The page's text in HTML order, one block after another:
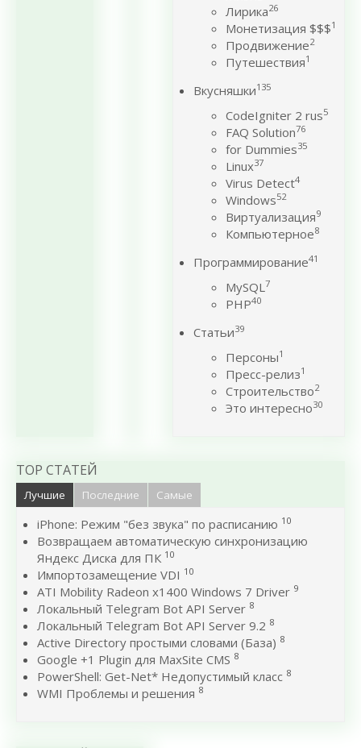
Лирика26
Монетизация $$$1
Продвижение2
Путешествия1
Вкусняшки135
CodeIgniter 2 rus5
FAQ Solution76
for Dummies35
Linux37
Virus Detect4
Windows52
Виртуализация9
Компьютерное8
Программирование41
MySQL7
PHP40
Статьи39
Персоны1
Пресс-релиз1
Строительство2
Это интересно30
TOP СТАТЕЙ
Лучшие Последние Самые
iPhone: Режим "без звука" по расписанию 10
Возвращаем автоматическую синхронизацию
Яндекс Диска для ПК 10
Импортозамещение VDI 10
ATI Mobility Radeon x1400 Windows 7 Driver 9
Локальный Telegram Bot API Server 8
Локальный Telegram Bot API Server 9.2 8
Active Directory простыми словами (База) 8
Google +1 Plugin для MaxSite CMS 8
PowerShell: Get-Net* Недопустимый класс 8
WMI Проблемы и решения 8